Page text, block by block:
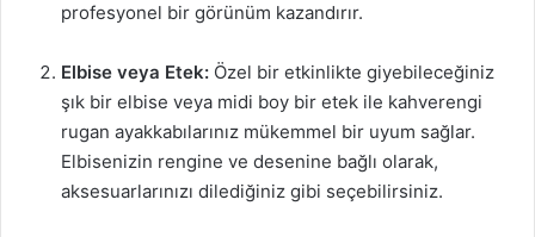
profesyonel bir görünüm kazandırır.
Elbise veya Etek: Özel bir etkinlikte giyebileceğiniz
şık bir elbise veya midi boy bir etek ile kahverengi
rugan ayakkabılarınız mükemmel bir uyum sağlar.
Elbisenizin rengine ve desenine bağlı olarak,
aksesuarlarınızı dilediğiniz gibi seçebilirsiniz.